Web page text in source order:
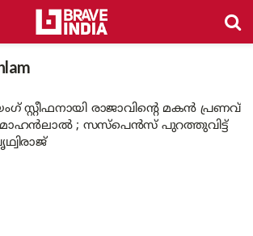
സ്റ്റീഫനായി രാജാവിന്റെ മകൻ പ്രണവ്
; സസ്പെൻസ് പുറത്തുവിട്ട്